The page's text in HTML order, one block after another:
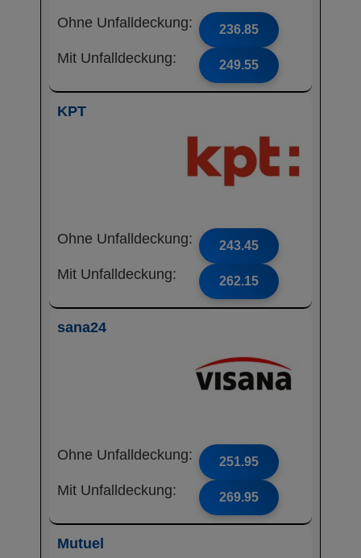
Ohne Unfalldeckung: 236.85
Mit Unfalldeckung: 249.55
KPT
Ohne Unfalldeckung: 243.45
Mit Unfalldeckung: 262.15
sana24
Ohne Unfalldeckung: 251.95
Mit Unfalldeckung: 269.95
Mutuel